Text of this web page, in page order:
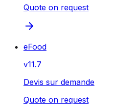
Quote on request
eFood
v11.7
Devis sur demande
Quote on request